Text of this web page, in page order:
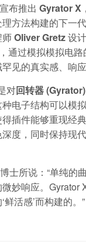
布推出 Gyrator X
方法构建的下一
师Oliver Gretz设
通过模拟模拟电路
见的真实感、响应
对回转器 (Gyrator)
电子结构可以模
插件能够重现经
度，同时保持现
士所说：“单纯的
妙响应。Gyrator
活感’而构建的。”